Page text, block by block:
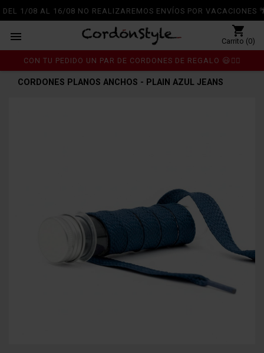
DEL 1/08 AL 16/08 NO REALIZAREMOS ENVÍOS POR VACACIONES
shopping_cart
Carrito (0)

CON TU PEDIDO UN PAR DE CORDONES DE REGALO 😃👍🏼
CORDONES PLANOS ANCHOS - PLAIN AZUL JEANS